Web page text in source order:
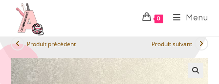
0 Menu
Produit précédent Produit suivant